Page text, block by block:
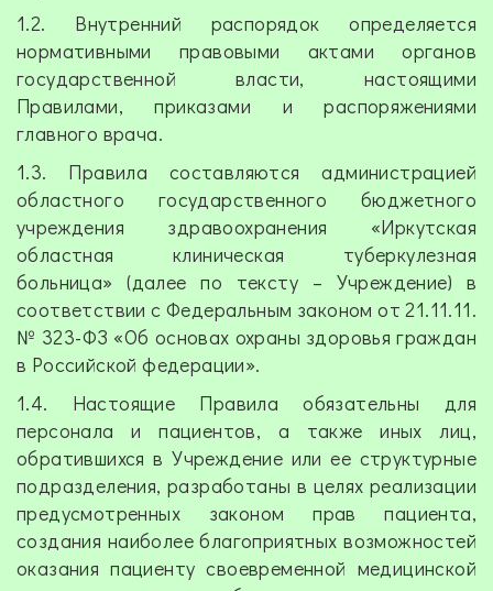
1.2. Внутренний распорядок определяется
нормативными правовыми актами органов
государственной власти, настоящими
Правилами, приказами и распоряжениями
главного врача.
1.3. Правила составляются администрацией
областного государственного бюджетного
учреждения здравоохранения «Иркутская
областная клиническая туберкулезная
больница» (далее по тексту – Учреждение) в
соответствии с Федеральным законом от 21.11.11.
№ 323-ФЗ «Об основах охраны здоровья граждан
в Российской федерации».
1.4. Настоящие Правила обязательны для
персонала и пациентов, а также иных лиц,
обратившихся в Учреждение или ее структурные
подразделения, разработаны в целях реализации
предусмотренных законом прав пациента,
создания наиболее благоприятных возможностей
оказания пациенту своевременной медицинской